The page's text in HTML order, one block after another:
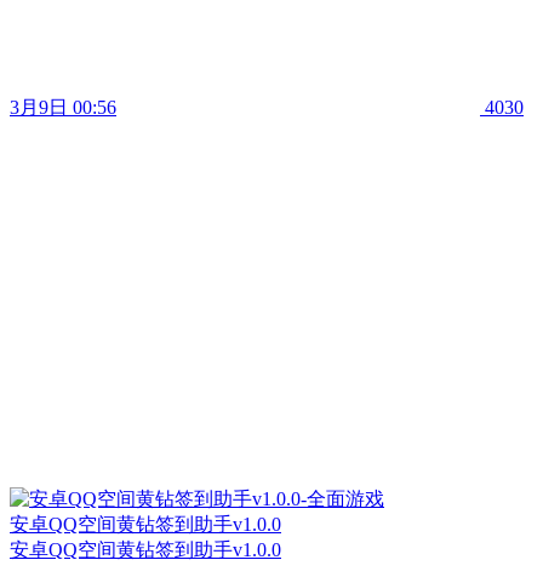
3月9日 00:56 4030
安卓QQ空间黄钻签到助手v1.0.0
安卓QQ空间黄钻签到助手v1.0.0